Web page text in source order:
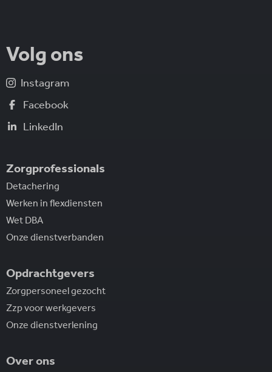
Volg ons
Instagram
Facebook
LinkedIn
Zorgprofessionals
Detachering
Werken in flexdiensten
Wet DBA
Onze dienstverbanden
Opdrachtgevers
Zorgpersoneel gezocht
Zzp voor werkgevers
Onze dienstverlening
Over ons